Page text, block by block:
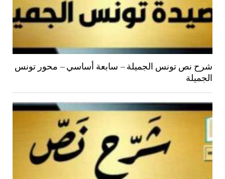
شرح نص تونس الجميلة – سابعة أساسي – محور تونس
الجميلة